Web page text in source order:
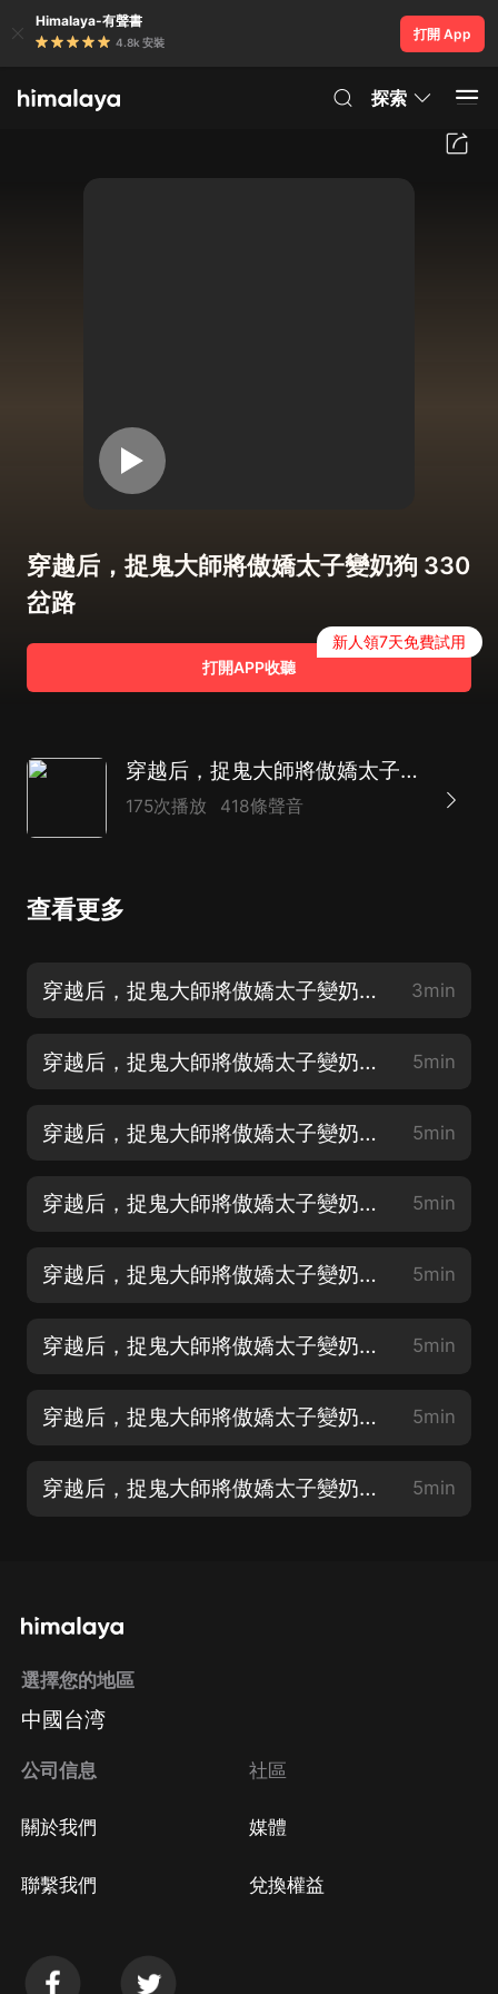
Himalaya-有聲書
4.8k 安裝
打開 App
探索
穿越后，捉鬼大師將傲嬌太子變奶狗 330
岔路
打開APP收聽
新人領7天免費試用
穿越后，捉鬼大師將傲嬌太子變奶狗｜女強爆笑｜風水玄幻｜一笑傾城｜HE
175次播放 418條聲音
查看更多
穿越后，捉鬼大師將傲嬌太子變奶狗 000 片花 3min
穿越后，捉鬼大師將傲嬌太子變奶狗 001 休了太子 5min
穿越后，捉鬼大師將傲嬌太子變奶狗 002 我瞧你印堂發黑 5min
穿越后，捉鬼大師將傲嬌太子變奶狗 003 大興土木 5min
穿越后，捉鬼大師將傲嬌太子變奶狗 004 如此手段 5min
穿越后，捉鬼大師將傲嬌太子變奶狗 005 子女宮有難 5min
穿越后，捉鬼大師將傲嬌太子變奶狗 006 這茶没空喝了 5min
穿越后，捉鬼大師將傲嬌太子變奶狗 007 孩子還有救 5min
選擇您的地區
中國台湾
公司信息
關於我們
聯繫我們
社區
媒體
兌換權益